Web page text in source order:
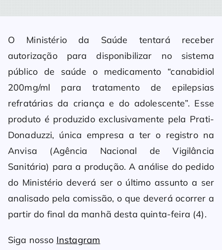
O Ministério da Saúde tentará receber
autorização para disponibilizar no sistema
público de saúde o medicamento “canabidiol
200mg/ml para tratamento de epilepsias
refratárias da criança e do adolescente”. Esse
produto é produzido exclusivamente pela Prati-
Donaduzzi, única empresa a ter o registro na
Anvisa (Agência Nacional de Vigilância
Sanitária) para a produção. A análise do pedido
do Ministério deverá ser o último assunto a ser
analisado pela comissão, o que deverá ocorrer a
partir do final da manhã desta quinta-feira (4).
Siga nosso Instagram